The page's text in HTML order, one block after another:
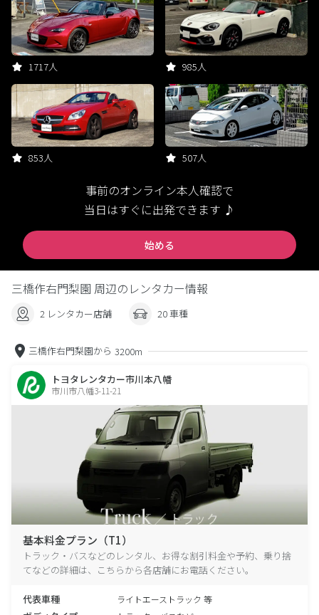
1717人 985人
853人 507人
事前のオンライン本人確認で
当日はすぐに出発できます ♪
始める
三橋作右門梨園 周辺のレンタカー情報
2 レンタカー店舗 20 車種
三橋作右門梨園から 3200m
トヨタレンタカー市川本八幡
市川市八幡3-11-21
基本料金プラン（T1）
トラック・バスなどのレンタル、お得な割引料金や予約、乗り捨
てなどの詳細は、こちらから各店舗にお電話ください。
代表車種 ライトエーストラック 等